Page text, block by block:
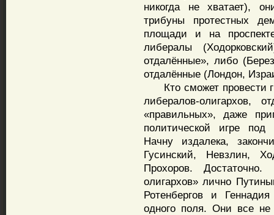
никогда не хватает),
трибуны протестных
площади и на
либералы
отдалённые», либо
отдалённые (Лондон,
Кто сможет провести
либералов-олигархов,
«правильных», даже
политической игре под
Начну издалека,
Гусинский, Невзлин,
Прохоров.
олигархов» лично
Ротенбергов и
одного поля. Они все не